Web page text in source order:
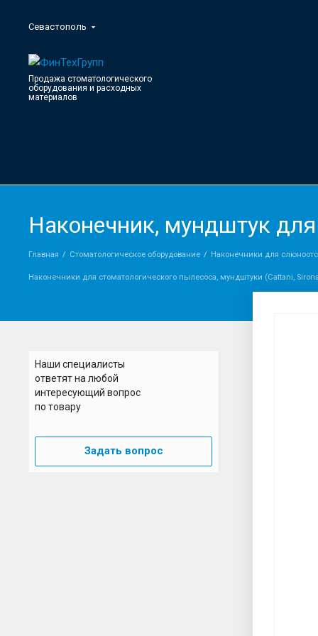
Севастополь
Продажа стоматологического
оборудования и расходных
материалов
Наконечник, мундштук
Главная Стоматологическое оборудование Наконечники для
Наконечники для стоматологического пылесоса, мундштуки (Сattani,
Наши специалисты
ответят на любой
интересующий вопрос
по товару
Задать вопрос